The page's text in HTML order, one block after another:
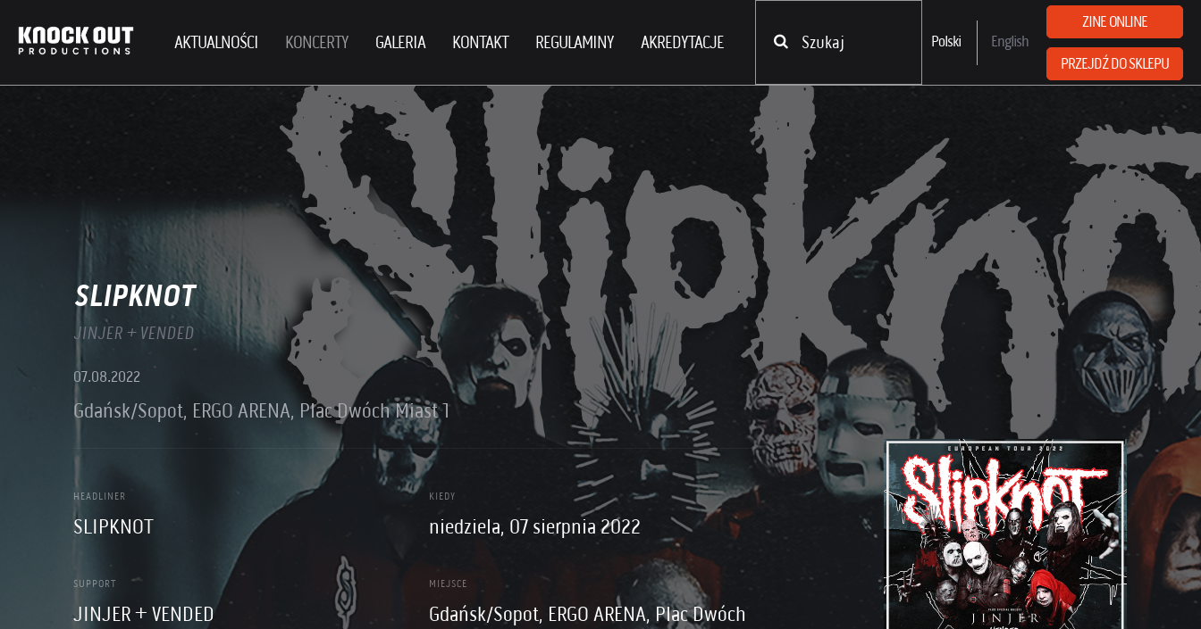
AKTUALNOŚCI KONCERTY GALERIA KONTAKT REGULAMINY AKREDYTACJE Polski English
ZINE ONLINE
PRZEJDŹ DO SKLEPU
SLIPKNOT
JINJER + VENDED
07.08.2022
Gdańsk/Sopot, ERGO ARENA, Plac Dwóch Miast 1
HEADLINER
SLIPKNOT
KIEDY
niedziela, 07 sierpnia 2022
SUPPORT
JINJER + VENDED
MIEJSCE
Gdańsk/Sopot, ERGO ARENA, Plac Dwóch